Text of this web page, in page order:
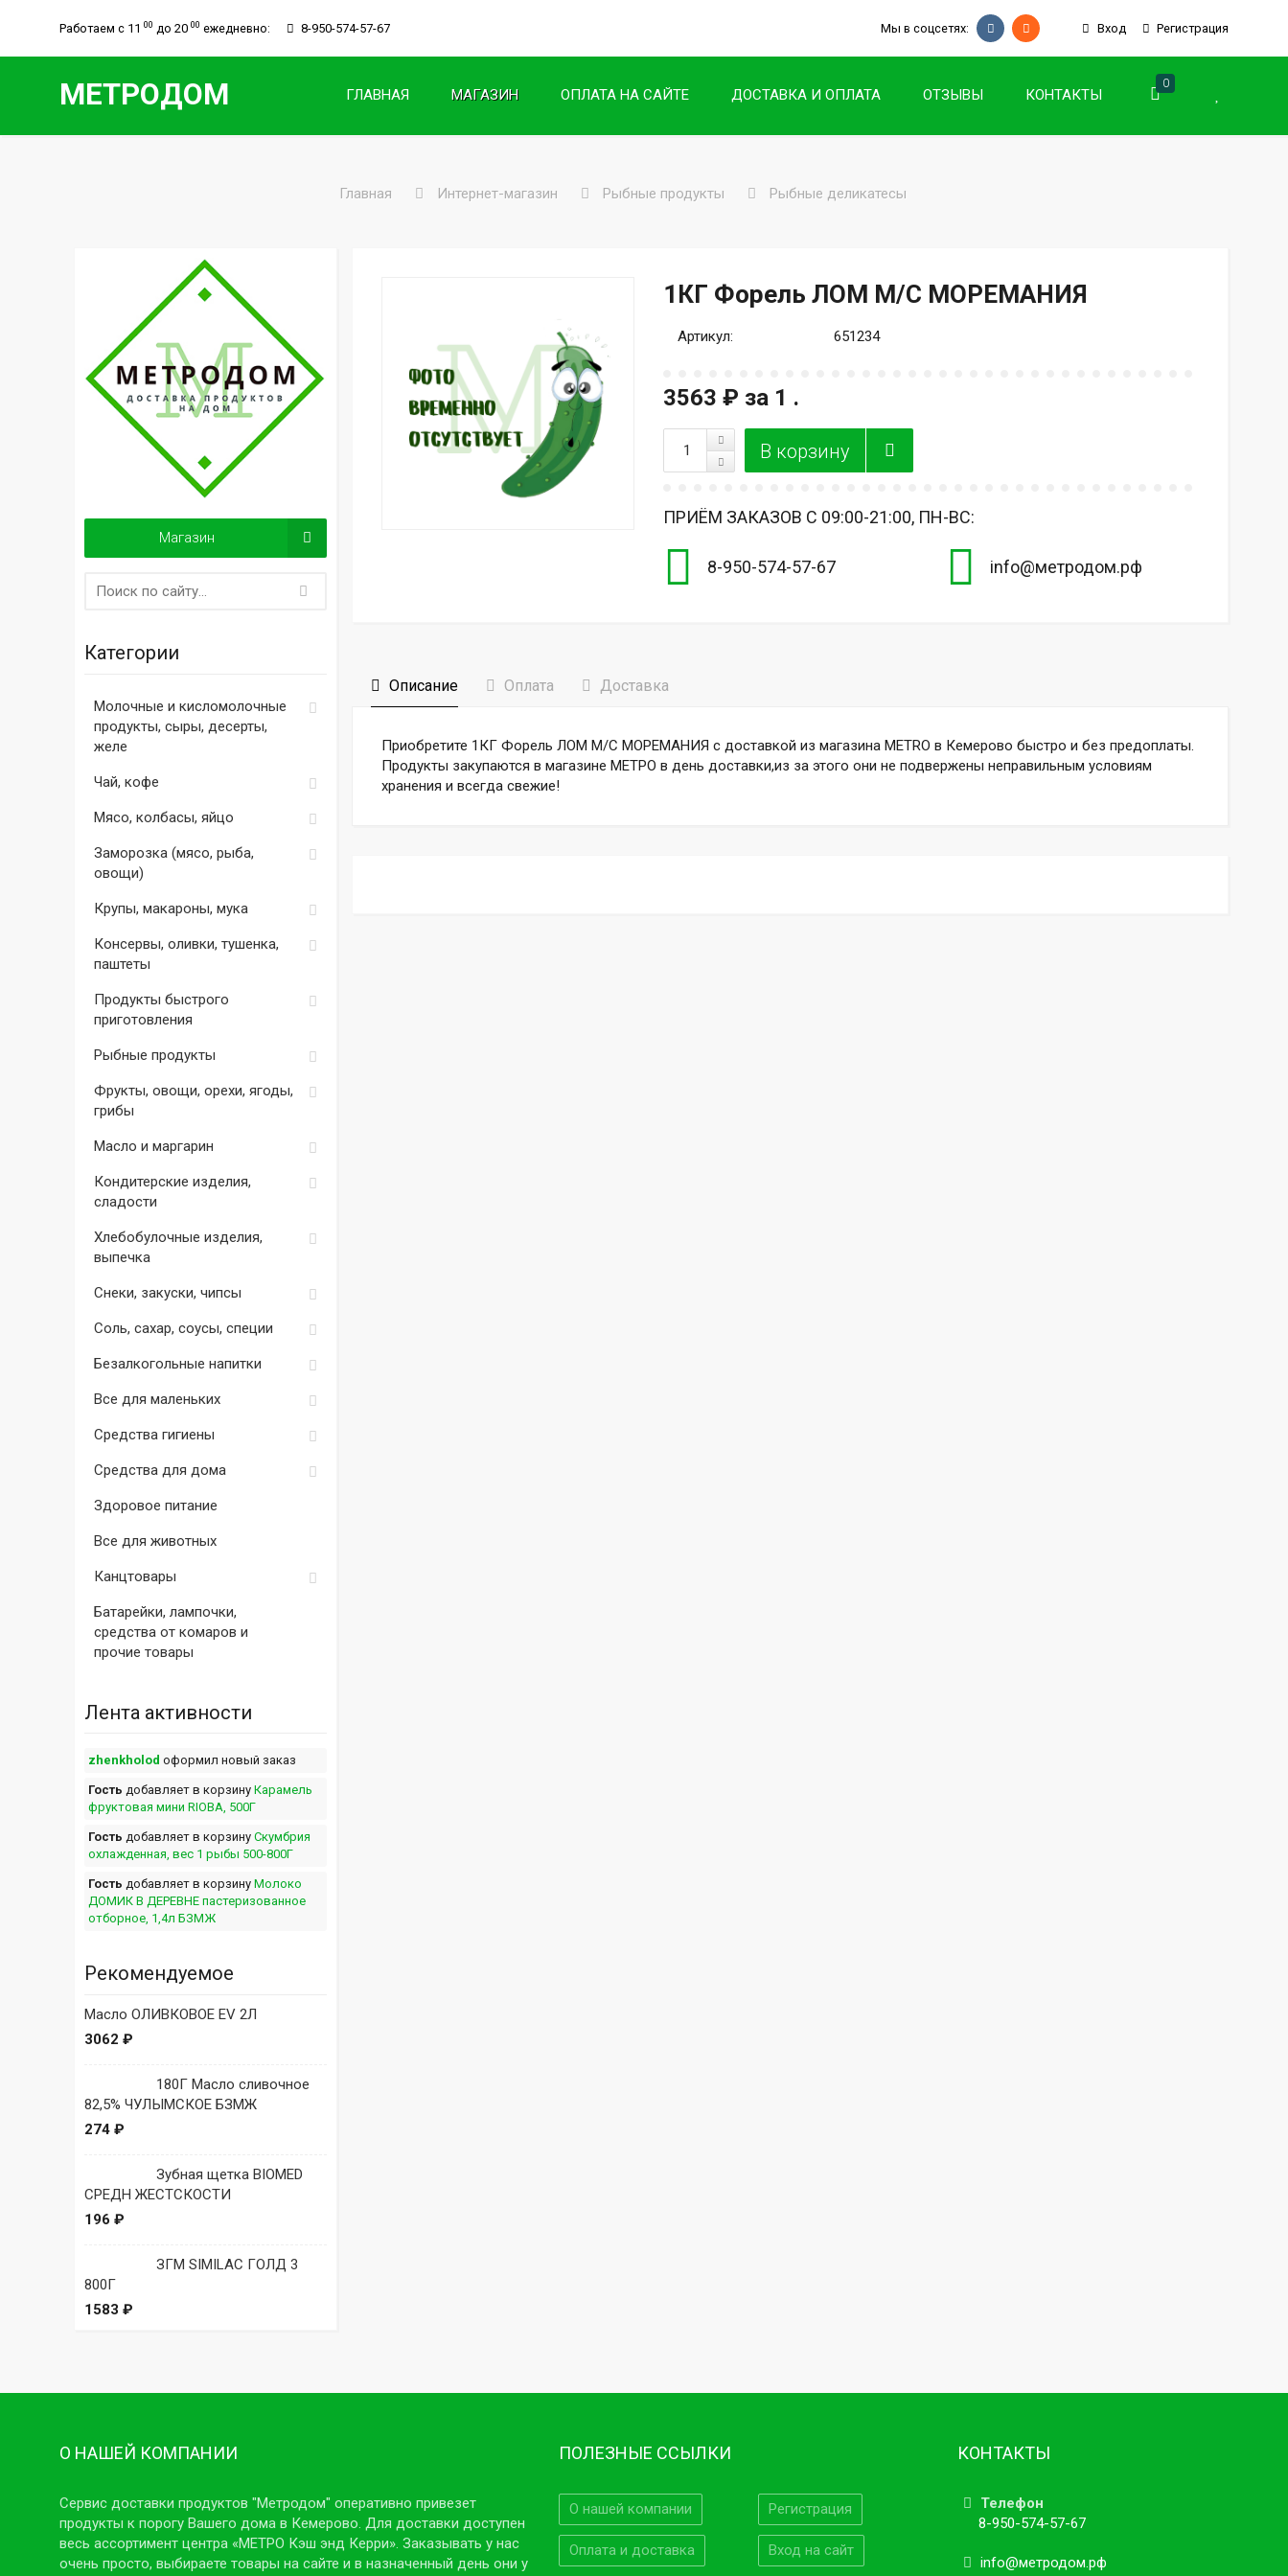
Работаем с 11 00 до 20 00 ежедневно: 8-950-574-57-67 Вход Регистрация
Мы в соцсетях:
МЕТРОДОМ ГЛАВНАЯ МАГАЗИН ОПЛАТА НА САЙТЕ ДОСТАВКА И ОПЛАТА ОТЗЫВЫ КОНТАКТЫ
0
Главная Интернет-магазин Рыбные продукты Рыбные деликатесы
Магазин
Категории
Молочные и кисломолочные
продукты, сыры, десерты,
желе
Чай, кофе
Мясо, колбасы, яйцо
Заморозка (мясо, рыба,
овощи)
Крупы, макароны, мука
Консервы, оливки, тушенка,
паштеты
Продукты быстрого
приготовления
Рыбные продукты
Фрукты, овощи, орехи, ягоды,
грибы
Масло и маргарин
Кондитерские изделия,
сладости
Хлебобулочные изделия,
выпечка
Снеки, закуски, чипсы
Соль, сахар, соусы, специи
Безалкогольные напитки
Все для маленьких
Средства гигиены
Средства для дома
Здоровое питание
Все для животных
Канцтовары
Батарейки, лампочки,
средства от комаров и
прочие товары
Лента активности
zhenkholod оформил новый заказ
Гость добавляет в корзину Карамель
фруктовая мини RIOBA, 500Г
Гость добавляет в корзину Скумбрия
охлажденная, вес 1 рыбы 500-800Г
Гость добавляет в корзину Молоко
ДОМИК В ДЕРЕВНЕ пастеризованное
отборное, 1,4л БЗМЖ
Рекомендуемое
Масло ОЛИВКОВОЕ EV 2Л
3062 ₽
180Г Масло сливочное
82,5% ЧУЛЫМСКОЕ БЗМЖ
274 ₽
Зубная щетка BIOMED
СРЕДН ЖЕСТСКОСТИ
196 ₽
ЗГМ SIMILAC ГОЛД 3
800Г
1583 ₽
1КГ Форель ЛОМ М/С МОРЕМАНИЯ
Артикул: 651234
3563 ₽ за 1 .
ПРИЁМ ЗАКАЗОВ С 09:00-21:00, ПН-ВС:
8-950-574-57-67 info@метродом.рф
Описание Оплата Доставка
Приобретите 1КГ Форель ЛОМ М/С МОРЕМАНИЯ с доставкой из магазина METRO в Кемерово быстро и без предоплаты.
Продукты закупаются в магазине МЕТРО в день доставки,из за этого они не подвержены неправильным условиям
хранения и всегда свежие!
О НАШЕЙ КОМПАНИИ
Сервис доставки продуктов "Метродом" оперативно привезет
продукты к порогу Вашего дома в Кемерово. Для доставки доступен
весь ассортимент центра «МЕТРО Кэш энд Керри». Заказывать у нас
очень просто, выбираете товары на сайте и в назначенный день они у
ПОЛЕЗНЫЕ ССЫЛКИ
О нашей компании
Оплата и доставка
Регистрация
Вход на сайт
КОНТАКТЫ
Телефон
8-950-574-57-67
info@метродом.рф